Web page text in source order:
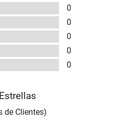
0
0
0
0
0
de Clientes)